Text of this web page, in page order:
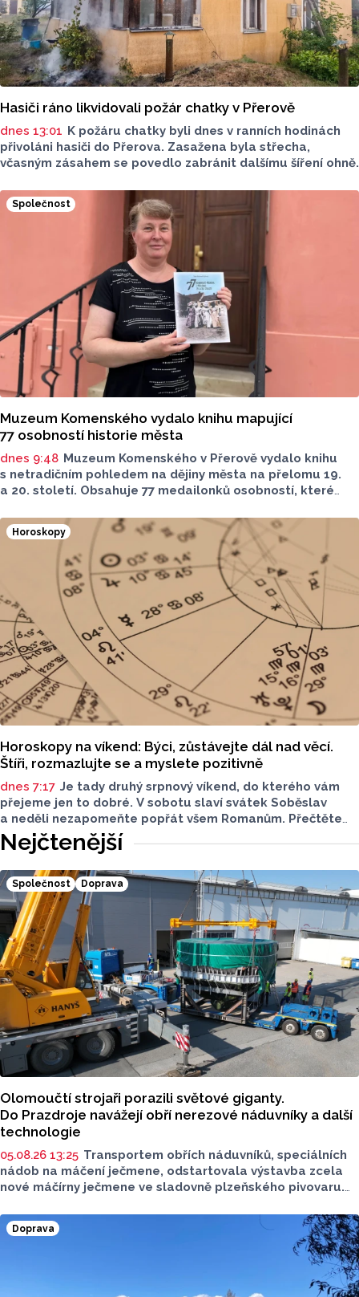
Hasiči ráno likvidovali požár chatky v Přerově
dnes 13:01 K požáru chatky byli dnes v ranních hodinách
přivoláni hasiči do Přerova. Zasažena byla střecha,
včasným zásahem se povedlo zabránit dalšímu šíření ohně.
Společnost
Muzeum Komenského vydalo knihu mapující
77 osobností historie města
dnes 9:48 Muzeum Komenského v Přerově vydalo knihu
s netradičním pohledem na dějiny města na přelomu 19.
a 20. století. Obsahuje 77 medailonků osobností, které
jsou doplněny dobovými snímky. Podle autorky publikace
Šárky Krákorové Pajůrkové tomu předcházelo 13 let
pátrání po jejich osudech. Kniha vychází u příležitosti
letošního 770. výročí povýšení Přerova na královské město,
sdělila ČTK mluvčí radnice Lenka Chalupová.
Horoskopy
Horoskopy na víkend: Býci, zůstávejte dál nad věcí.
Štíři, rozmazlujte se a myslete pozitivně
dnes 7:17 Je tady druhý srpnový víkend, do kterého vám
přejeme jen to dobré. V sobotu slaví svátek Soběslav
a neděli nezapomeňte popřát všem Romanům. Přečtěte
si svůj horoskop a mějte pěkný víkend.
Nejčtenější
Společnost Doprava
Olomoučtí strojaři porazili světové giganty.
Do Prazdroje navážejí obří nerezové náduvníky a další
technologie
05.08.26 13:25 Transportem obřích náduvníků, speciálních
nádob na máčení ječmene, odstartovala výstavba zcela
nové máčírny ječmene ve sladovně plzeňského pivovaru.
MALT, která dokázala v úterý 4. srpna úspěšně převézt
z Olomouce v pořadí již čtvrtá masivní vlna přepravy
Doprava